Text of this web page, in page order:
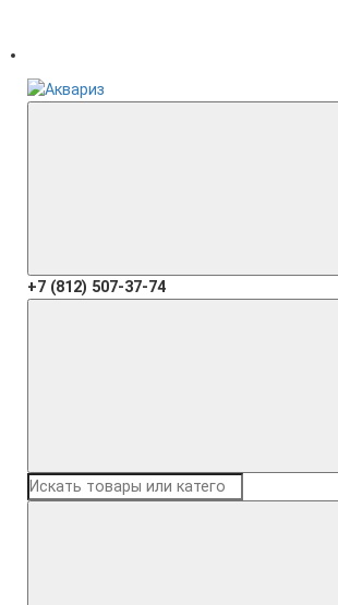
+7 (812) 507-37-74